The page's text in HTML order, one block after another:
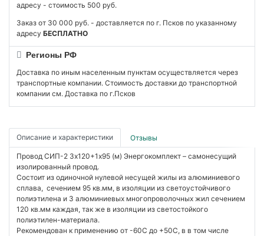
адресу - стоимость 500 руб.
Заказ от 30 000 руб. - доставляется по г. Псков по указанному
адресу БЕСПЛАТНО
Регионы РФ
Доставка по иным населенным пунктам осуществляется через
транспортные компании. Стоимость доставки до транспортной
компании см. Доставка по г.Псков
Описание и характеристики Отзывы
Провод СИП-2 3х120+1х95 (м) Энергокомплект – самонесущий
изолированный провод.
Состоит из одиночной нулевой несущей жилы из алюминиевого
сплава, сечением 95 кв.мм, в изоляции из светоустойчивого
полиэтилена и 3 алюминиевых многопроволочных жил сечением
120 кв.мм каждая, так же в изоляции из светостойкого
полиэтилен-материала.
Рекомендован к применению от -60С до +50С, в в том числе